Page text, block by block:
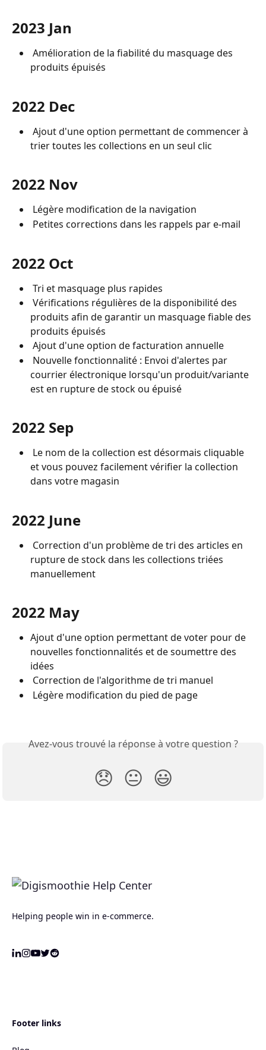
2023 Jan
produits épuisés
2022 Dec
trier toutes les collections en un seul clic
2022 Nov
Légère modification de la navigation
Petites corrections dans les rappels par e-mail
2022 Oct
Tri et masquage plus rapides
produits afin de garantir un masquage fiable des
produits épuisés
Ajout d'une option de facturation annuelle
courrier électronique lorsqu'un produit/variante
est en rupture de stock ou épuisé
2022 Sep
et vous pouvez facilement vérifier la collection
dans votre magasin
2022 June
rupture de stock dans les collections triées
manuellement
2022 May
Ajout d'une option permettant de voter pour de
nouvelles fonctionnalités et de soumettre des
idées
Correction de l'algorithme de tri manuel
Légère modification du pied de page
Avez-vous trouvé la réponse à votre question ?
😞 😐 😃
Helping people win in e-commerce.
Footer links